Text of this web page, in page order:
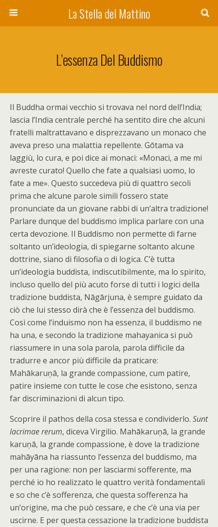
La Stella del Mattino
L’essenza Del Buddismo
Il Buddha ormai vecchio si trovava nel nord dell’India;
lascia l’India centrale perché ha sentito dire che alcuni
fratelli maltrattavano e disprezzavano un monaco che
aveva preso una malattia repellente. Gōtama va
laggiù, lo cura, e poi dice ai monaci: «Monaci, a me mi
avreste curato! Quello che fate a qualsiasi uomo, lo
fate a me». Questo succedeva più di quattro secoli
prima che alcune parole simili fossero state
pronunciate da un giovane rabbi di un’altra tradizione!
Parlare dunque del buddismo implica parlare con una
certa devozione. Il Buddismo non permette di farne
soltanto un’ideologia, di spiegarne soltanto alcune
dottrine, siano di filosofia o di logica. C’è tutta
un’ideologia buddista, indiscutibilmente, ma lo spirito,
incluso quello del più acuto forse di tutti i logici della
tradizione buddista, Nāgārjuna, è sempre guidato da
ciò che lui stesso dirà che è l’essenza del buddismo.
Così come l’induismo non ha essenza, il buddismo ne
ha una, e secondo la tradizione mahayanica si può
riassumere in una sola parola, parola difficile da
tradurre e ancor più difficile da praticare:
Mahākaruņā, la grande compassione, cum patire,
patire insieme con tutte le cose che esistono, senza
far discriminazioni di alcun tipo.
Scoprire il pathos della cosa stessa e condividerlo. Sunt
lacrimae rerum, diceva Virgilio. Mahākaruņā, la grande
karuņā, la grande compassione, è dove la tradizione
mahāyāna ha riassunto l’essenza del buddismo, ma
per una ragione: non per lasciarmi sofferente, ma
perché io ho realizzato le quattro verità fondamentali
e so che c’è sofferenza, che questa sofferenza ha
un’origine, ma che può cessare, e che c’è una via per
uscirne. E per questa cessazione la tradizione buddista